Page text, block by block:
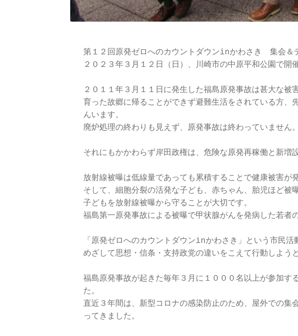
第１２回原発ゼロへのカウントダウンinかわさき　集会＆
２０２３年３月１２日（日）、川崎市の中原平和公園で開
２０１１年３月１１日に発生した福島原発事故は甚大な被
育った故郷に帰ることができず避難生活をされている方、
んいます。
廃炉処理の終わりも見えず、原発事故は終わっていません。
それにもかかわらず岸田政権は、危険な原発再稼働と新増
放射線被曝は低線量であっても累積することで健康被害が
そして、細胞分裂の活発な子ども、赤ちゃん、胎児ほど被
子どもを放射線被曝から守ることが大切です。
福島第一原発事故による被曝で甲状腺がんを発病した若者
「原発ゼロへのカウントダウンinかわさき」という市民
めざして思想・信条・支持政党の違いをこえて行動しよう
福島原発事故が起きた毎年３月に１０００名以上が参加す
た。
直近３年間は、新型コロナの感染防止のため、屋外での集
ってきました。